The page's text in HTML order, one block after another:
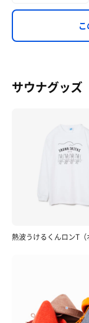
サウナグッズ
熱波うけるくんロンT（